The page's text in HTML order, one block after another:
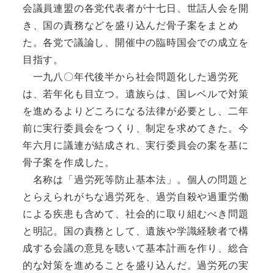
会議員連盟の各党代表者が十七日、世話人会を開
き、国の責務などを盛り込んだ骨子案をまとめ
た。各党で議論し、開催中の臨時国会での成立を
目指す。
一九八〇年代後半から社会問題化した過労死
は、若年化も目立つ。遺族らは、国レベルで対策
を進めるよりどころになる法律が必要とし、二年
前に実行委員会をつくり、制定を求めてきた。今
年六月に議連が結成され、実行委員会の案を基に
骨子案を作成した。
名称は「過労死等防止基本法」。個人の問題と
とらえられがちな過労死を、過労自殺や過重労働
による疾患も含めて、社会的に取り組むべき問題
と明記。国の責務として、遺族や学識経験者で構
成する会議の意見を聴いて基本計画を作り、総合
的な対策を進めることを盛り込んだ。過労死の実